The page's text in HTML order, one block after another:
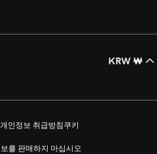
KRW ₩
개인정보 취급방침 쿠키
를 판매하지 마십시오